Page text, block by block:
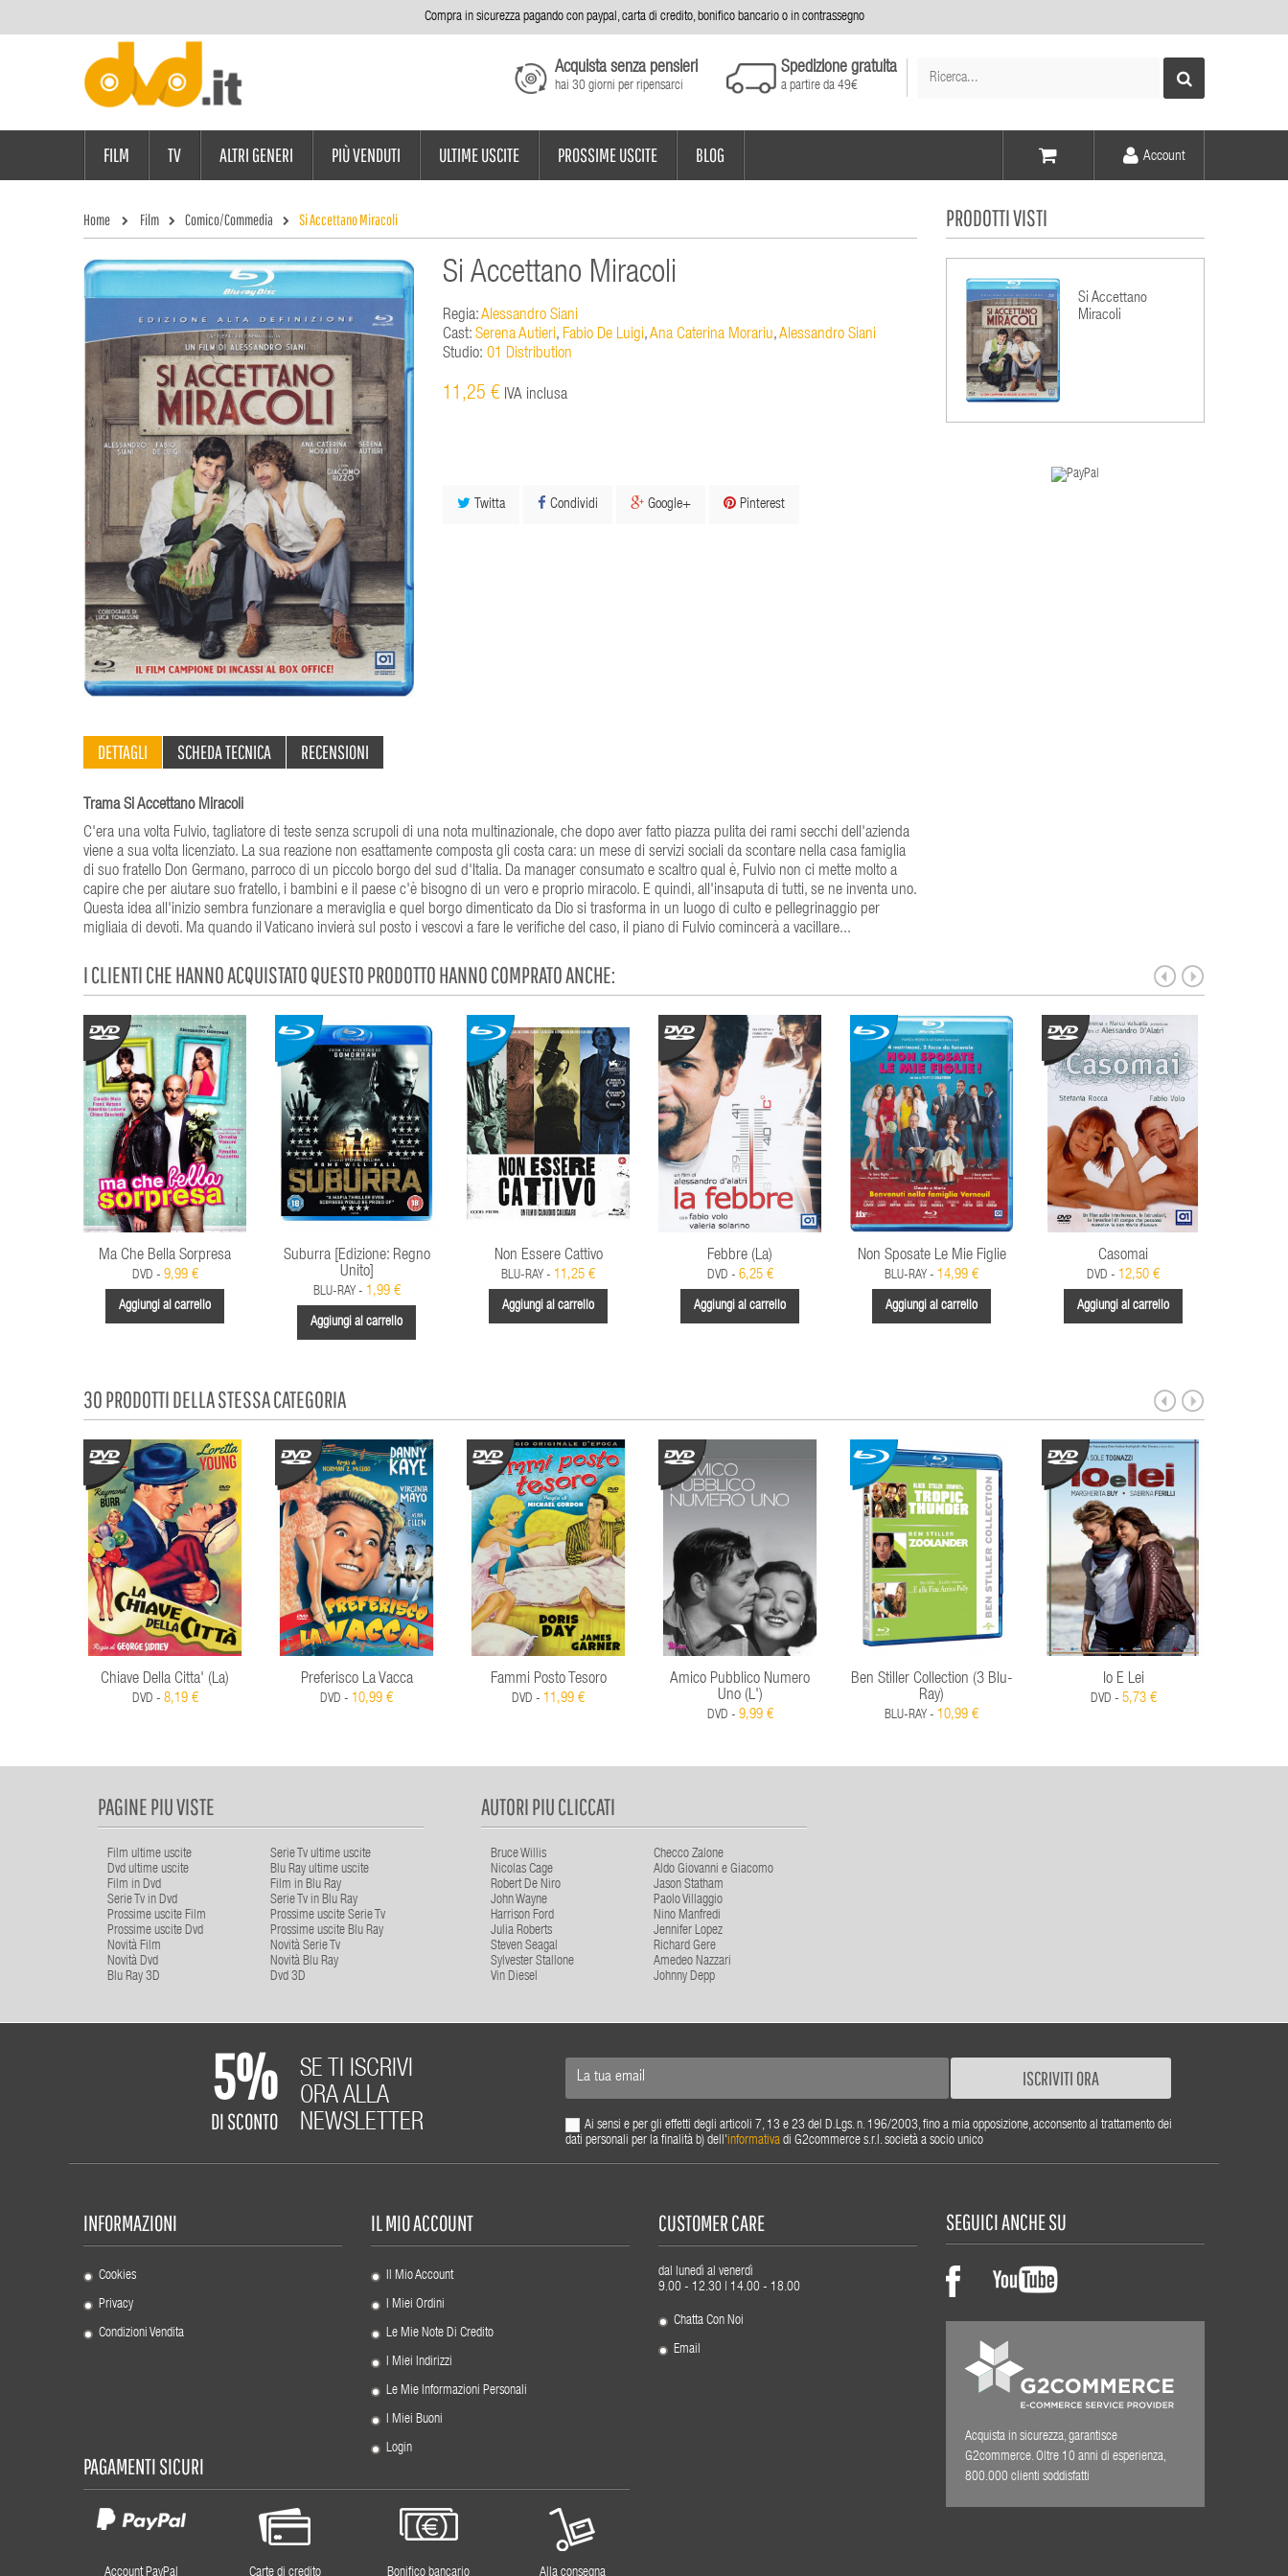
Compra in sicurezza pagando con paypal, carta di credito, bonifico bancario o in contrassegno
Elementi -
Acquista senza pensieri
hai 30 giorni per ripensarci
Spedizione gratuita
a partire da 49€
Account
FILM TV ALTRI GENERI PIÙ VENDUTI ULTIME USCITE PROSSIME USCITE BLOG
Home Film Comico/Commedia Si Accettano Miracoli
Si Accettano Miracoli
Regia:Alessandro Siani
Cast: Serena Autieri, Fabio De Luigi,Ana Caterina Morariu,Alessandro Siani
Studio: 01 Distribution
11,25 € IVA inclusa
Twitta Condividi Google+ Pinterest
DETTAGLI SCHEDA TECNICA RECENSIONI
Trama Si Accettano Miracoli
C'era una volta Fulvio, tagliatore di teste senza scrupoli di una nota multinazionale, che dopo aver fatto piazza pulita dei rami secchi dell'azienda
viene a sua volta licenziato. La sua reazione non esattamente composta gli costa cara: un mese di servizi sociali da scontare nella casa famiglia
di suo fratello Don Germano, parroco di un piccolo borgo del sud d'Italia. Da manager consumato e scaltro qual è, Fulvio non ci mette molto a
capire che per aiutare suo fratello, i bambini e il paese c'è bisogno di un vero e proprio miracolo. E quindi, all'insaputa di tutti, se ne inventa uno.
Questa idea all'inizio sembra funzionare a meraviglia e quel borgo dimenticato da Dio si trasforma in un luogo di culto e pellegrinaggio per
migliaia di devoti. Ma quando il Vaticano invierà sul posto i vescovi a fare le verifiche del caso, il piano di Fulvio comincerà a vacillare...
PRODOTTI VISTI
Si Accettano
Miracoli
I CLIENTI CHE HANNO ACQUISTATO QUESTO PRODOTTO HANNO COMPRATO ANCHE:
Ma Che Bella Sorpresa
DVD - 9,99 €
Aggiungi al carrello
Suburra [Edizione: Regno
Unito]
BLU-RAY - 1,99 €
Aggiungi al carrello
Non Essere Cattivo
BLU-RAY - 11,25 €
Aggiungi al carrello
Febbre (La)
DVD - 6,25 €
Aggiungi al carrello
Non Sposate Le Mie Figlie
BLU-RAY - 14,99 €
Aggiungi al carrello
Casomai
DVD - 12,50 €
Aggiungi al carrello
30 PRODOTTI DELLA STESSA CATEGORIA
Chiave Della Citta' (La)
DVD - 8,19 €
Preferisco La Vacca
DVD - 10,99 €
Fammi Posto Tesoro
DVD - 11,99 €
Amico Pubblico Numero
Uno (L')
DVD - 9,99 €
Ben Stiller Collection (3 Blu-
Ray)
BLU-RAY - 10,99 €
Io E Lei
DVD - 5,73 €
PAGINE PIU VISTE
Film ultime uscite
Serie Tv ultime uscite
Dvd ultime uscite
Blu Ray ultime uscite
Film in Dvd
Film in Blu Ray
Serie Tv in Dvd
Serie Tv in Blu Ray
Prossime uscite Film
Prossime uscite Serie Tv
Prossime uscite Dvd
Prossime uscite Blu Ray
Novità Film
Novità Serie Tv
Novità Dvd
Novità Blu Ray
Blu Ray 3D
Dvd 3D
AUTORI PIU CLICCATI
Bruce Willis
Checco Zalone
Nicolas Cage
Aldo Giovanni e Giacomo
Robert De Niro
Jason Statham
John Wayne
Paolo Villaggio
Harrison Ford
Nino Manfredi
Julia Roberts
Jennifer Lopez
Steven Seagal
Richard Gere
Sylvester Stallone
Amedeo Nazzari
Vin Diesel
Johnny Depp
5%
DI SCONTO
SE TI ISCRIVI
ORA ALLA
NEWSLETTER
ISCRIVITI ORA
Ai sensi e per gli effetti degli articoli 7, 13 e 23 del D.Lgs. n. 196/2003, fino a mia opposizione, acconsento al trattamento dei
dati personali per la finalità b) dell'informativadi G2commerce s.r.l. società a socio unico
INFORMAZIONI
Cookies
Privacy
Condizioni Vendita
IL MIO ACCOUNT
Il Mio Account
I Miei Ordini
Le Mie Note Di Credito
I Miei Indirizzi
Le Mie Informazioni Personali
I Miei Buoni
Login
CUSTOMER CARE
dal lunedì al venerdì
9.00 - 12.30 | 14.00 - 18.00
Chatta Con Noi
Email
SEGUICI ANCHE SU
Acquista in sicurezza, garantisce
G2commerce. Oltre 10 anni di esperienza,
800.000 clienti soddisfatti
PAGAMENTI SICURI